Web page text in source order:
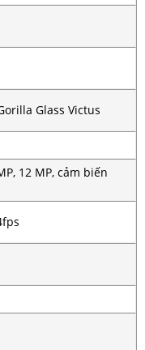
Glass Victus
12 MP, cảm biến